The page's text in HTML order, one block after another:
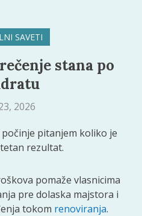
SAVETI
stana po
2026
pitanjem koliko je
rezultat.
pomaže vlasnicima
pre dolaska majstora i
tokom renoviranja.